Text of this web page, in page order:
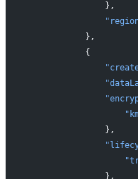
                },
            },
            {
                },
                },